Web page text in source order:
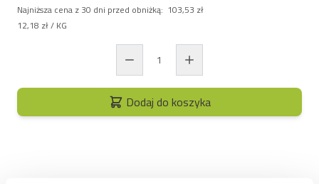
Najniższa cena z 30 dni przed obniżką: 103,53 zł
12,18 zł/ KG
Dodaj do koszyka